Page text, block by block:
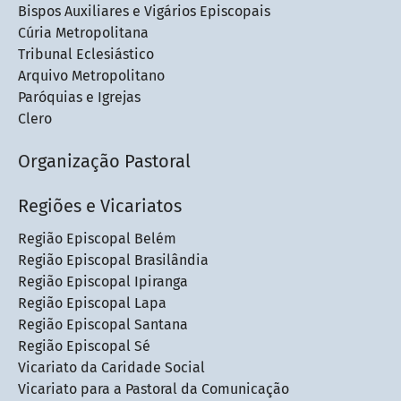
Bispos Auxiliares e Vigários Episcopais
Cúria Metropolitana
Tribunal Eclesiástico
Arquivo Metropolitano
Paróquias e Igrejas
Clero
Organização Pastoral
Regiões e Vicariatos
Região Episcopal Belém
Região Episcopal Brasilândia
Região Episcopal Ipiranga
Região Episcopal Lapa
Região Episcopal Santana
Região Episcopal Sé
Vicariato da Caridade Social
Vicariato para a Pastoral da Comunicação